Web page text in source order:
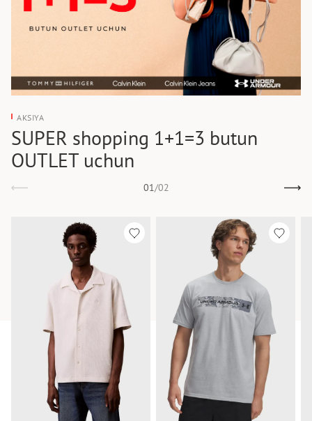
AKSIYA
SUPER shopping 1+1=3 butun
OUTLET uchun
01/02